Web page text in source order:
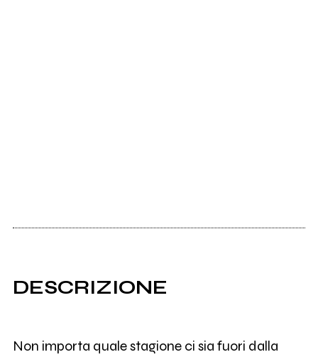
DESCRIZIONE
Non importa quale stagione ci sia fuori dalla